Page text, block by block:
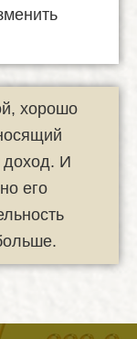
хорошо
доход. И
его